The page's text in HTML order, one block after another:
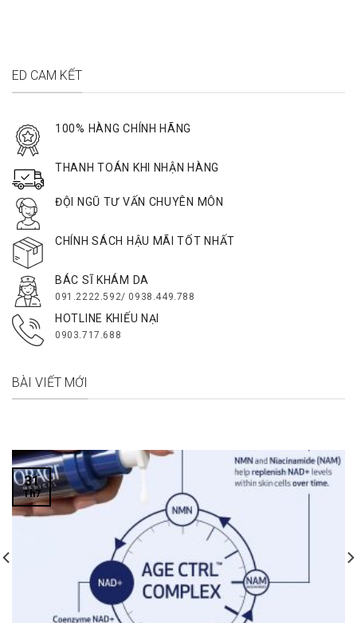
ED CAM KẾT
100% HÀNG CHÍNH HÃNG
THANH TOÁN KHI NHẬN HÀNG
ĐỘI NGŨ TƯ VẤN CHUYÊN MÔN
CHÍNH SÁCH HẬU MÃI TỐT NHẤT
BÁC SĨ KHÁM DA
091.2222.592/ 0938.449.788
HOTLINE KHIẾU NẠI
0903.717.688
BÀI VIẾT MỚI
31
Th7